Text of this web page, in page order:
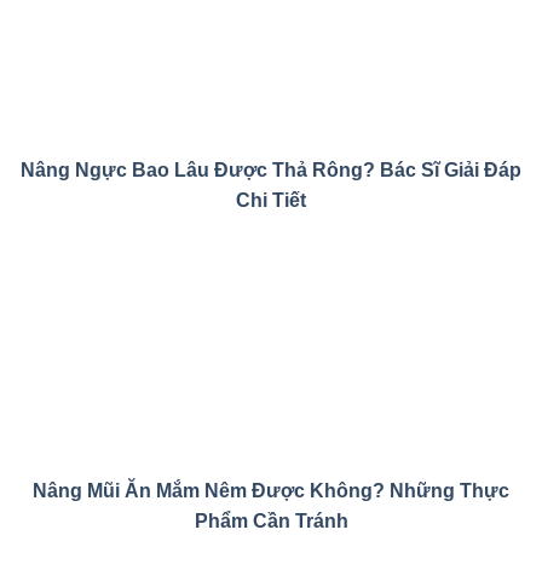
Nâng Ngực Bao Lâu Được Thả Rông? Bác Sĩ Giải Đáp
Chi Tiết
Nâng Mũi Ăn Mắm Nêm Được Không? Những Thực
Phẩm Cần Tránh